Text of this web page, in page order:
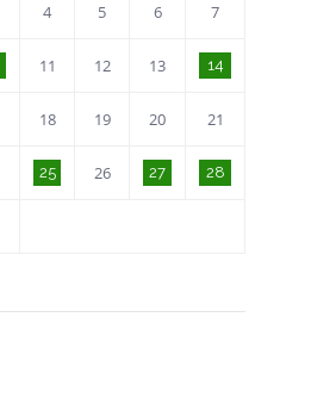
4 5 6 7
11 12 13 14
18 19 20 21
25 26 27 28